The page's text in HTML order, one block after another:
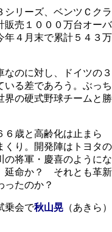
シリーズ、ベンツＣクラ
販売１０００万台オーバ
年４月末で累計５４３万
なのに対し、ドイツの３
いる差であろう。ぶっち
界の硬式野球チームと勝
６歳と高齢化は止まら
くり。開発陣はトヨタの
の将軍・慶喜のようにな
延命か？ それとも革新
たのか？
乗会で秋山晃 （あきら）